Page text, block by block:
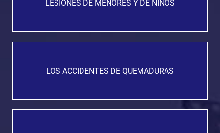
LESIONES DE MENORES Y DE NIÑOS
LOS ACCIDENTES DE QUEMADURAS